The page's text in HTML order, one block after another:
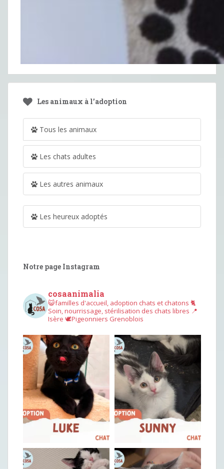
Les animaux à l’adoption
Tous les animaux
Les chats adultes
Les autres animaux
Les heureux adoptés
Notre page Instagram
cosaanimalia
😺familles d'accueil, adoption chats et chatons 🐈
Soin, nourrissage, stérilisation des chats libres 📍
Isère 🕊︎Pigeonniers Grenoblois